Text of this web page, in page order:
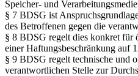
Speicher- und
§ 7 BDSG ist
des Betroffenen gegen die
§ 8 BDSG regelt dies konkret für
einer Haftungsbeschränkung auf
§ 9 BDSG regelt technische und
verantwortlichen Stelle zur